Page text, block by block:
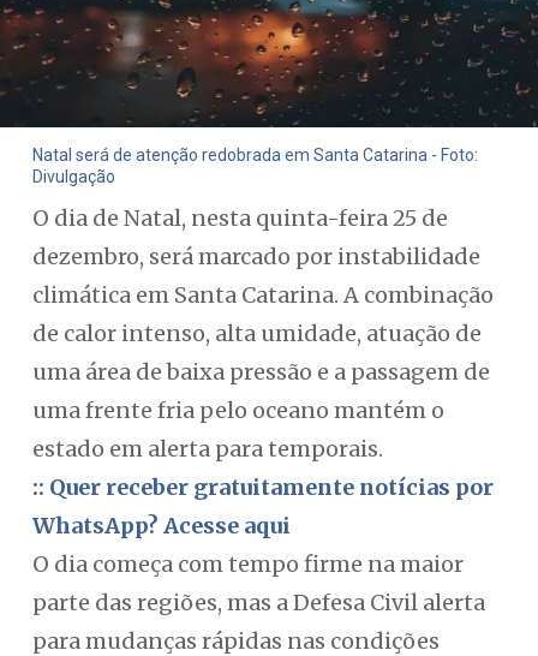
Natal será de atenção redobrada em Santa Catarina - Foto:
Divulgação
O dia de Natal, nesta quinta-feira 25 de
dezembro, será marcado por instabilidade
climática em Santa Catarina. A combinação
de calor intenso, alta umidade, atuação de
uma área de baixa pressão e a passagem de
uma frente fria pelo oceano mantém o
estado em alerta para temporais.
:: Quer receber gratuitamente notícias por
WhatsApp? Acesse aqui
O dia começa com tempo firme na maior
parte das regiões, mas a Defesa Civil alerta
para mudanças rápidas nas condições